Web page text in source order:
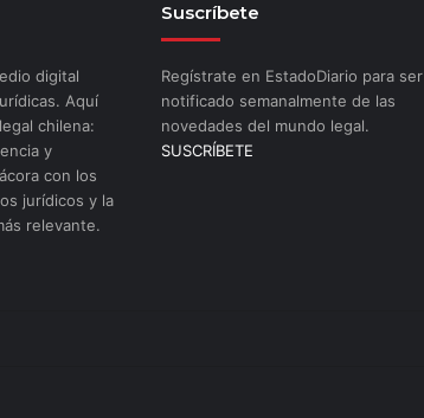
digital
Aquí
chilena:
y
con los
jurídicos y la
relevante.
Suscríbete
Regístrate en EstadoDiario para ser
notificado semanalmente de las
novedades del mundo legal.
SUSCRÍBETE